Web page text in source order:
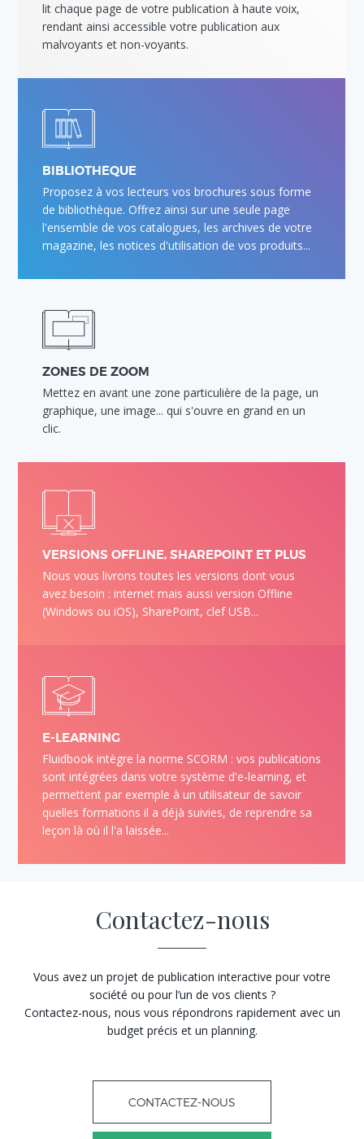
lit chaque page de votre publication à haute voix,
rendant ainsi accessible votre publication aux
malvoyants et non-voyants.
BIBLIOTHÈQUE
Proposez à vos lecteurs vos brochures sous forme
de bibliothèque. Offrez ainsi sur une seule page
l'ensemble de vos catalogues, les archives de votre
magazine, les notices d'utilisation de vos produits...
ZONES DE ZOOM
Mettez en avant une zone particulière de la page, un
graphique, une image... qui s'ouvre en grand en un
clic.
VERSIONS OFFLINE, SHAREPOINT ET PLUS
Nous vous livrons toutes les versions dont vous
avez besoin : internet mais aussi version Offline
(Windows ou iOS), SharePoint, clef USB...
E-LEARNING
Fluidbook intègre la norme SCORM : vos publications
sont intégrées dans votre système d'e-learning, et
permettent par exemple à un utilisateur de savoir
quelles formations il a déjà suivies, de reprendre sa
leçon là où il l'a laissée...
Contactez-nous
Vous avez un projet de publication interactive pour votre
société ou pour l’un de vos clients ?
Contactez-nous, nous vous répondrons rapidement avec un
budget précis et un planning.
CONTACTEZ-NOUS